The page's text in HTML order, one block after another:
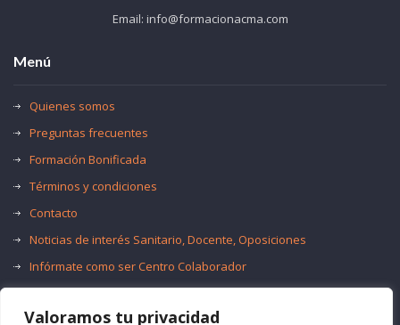
Valoramos tu privacidad
Email: info@formacionacma.com
Menú
Quienes somos
Preguntas frecuentes
Formación Bonificada
Términos y condiciones
Contacto
Noticias de interés Sanitario, Docente, Oposiciones
Infórmate como ser Centro Colaborador
Oferta de Empleo Público